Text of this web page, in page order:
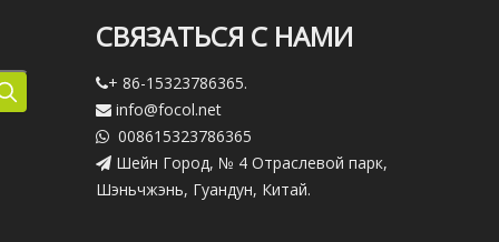
СВЯЗАТЬСЯ С НАМИ
+ 86-15323786365.
 info@focol.net
 008615323786365
 Шейн Город, № 4 Отраслевой парк,
Шэньчжэнь, Гуандун, Китай.